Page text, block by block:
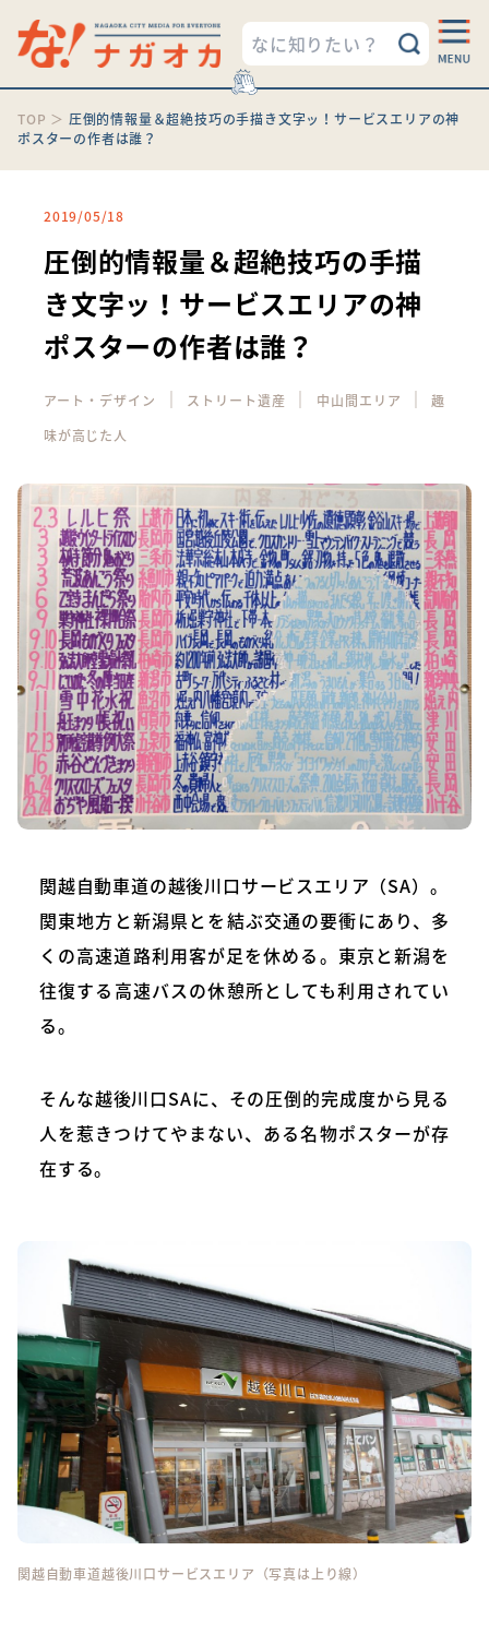
TOP ＞ 圧倒的情報量＆超絶技巧の手描き文字ッ！サービスエリアの神
ポスターの作者は誰？
2019/05/18
圧倒的情報量＆超絶技巧の手描
き文字ッ！サービスエリアの神
ポスターの作者は誰？
アート・デザイン ｜ ストリート遺産 ｜ 中山間エリア ｜趣
味が高じた人
関越自動車道の越後川口サービスエリア（SA）。
関東地方と新潟県とを結ぶ交通の要衝にあり、多
くの高速道路利用客が足を休める。東京と新潟を
往復する高速バスの休憩所としても利用されてい
る。
そんな越後川口SAに、その圧倒的完成度から見る
人を惹きつけてやまない、ある名物ポスターが存
在する。
関越自動車道越後川口サービスエリア（写真は上り線）